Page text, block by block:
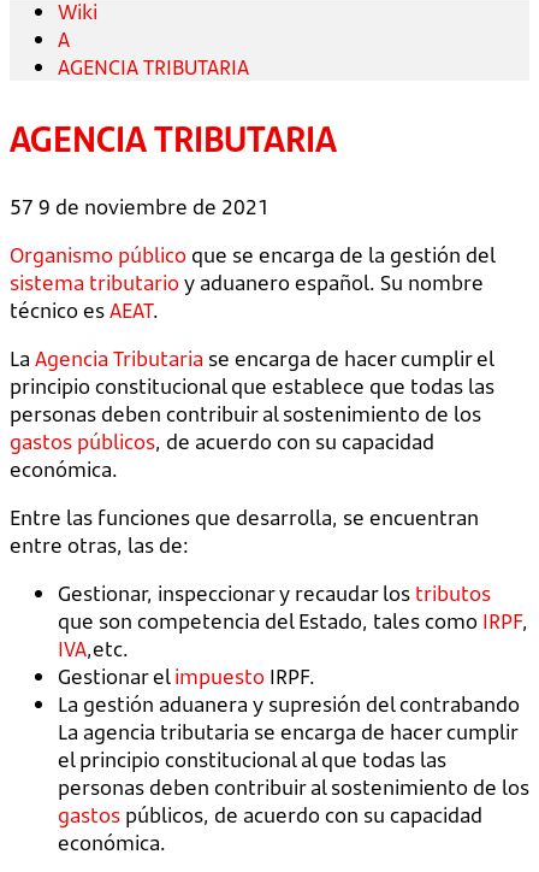
Wiki
A
AGENCIA TRIBUTARIA
AGENCIA TRIBUTARIA
57 9 de noviembre de 2021
Organismo público que se encarga de la gestión del
sistema tributarioy aduanero español. Su nombre
técnico esAEAT.
La Agencia Tributaria se encarga de hacer cumplir el
principio constitucional que establece que todas las
personas deben contribuir al sostenimiento de los
gastos públicos, de acuerdo con su capacidad
económica.
Entre las funciones que desarrolla, se encuentran
entre otras, las de:
Gestionar, inspeccionar y recaudar los tributos
que son competencia del Estado, tales como IRPF,
IVA,etc.
Gestionar elimpuesto IRPF.
La gestión aduanera y supresión del contrabando
La agencia tributaria se encarga de hacer cumplir
el principio constitucional al que todas las
personas deben contribuir al sostenimiento de los
gastos públicos, de acuerdo con su capacidad
económica.